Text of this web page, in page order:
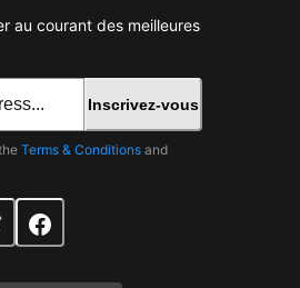
au courant des meilleures
Inscrivez-vous
Terms & Conditions and